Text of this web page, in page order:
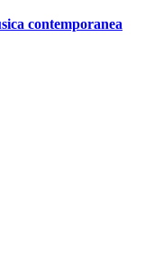
contemporanea